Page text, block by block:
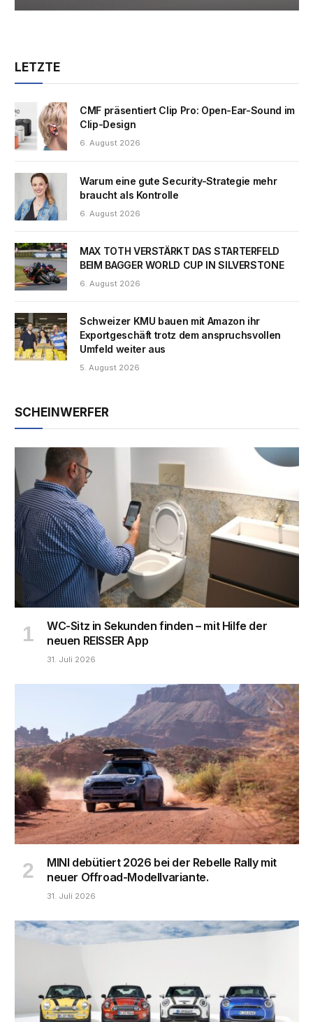
LETZTE
CMF präsentiert Clip Pro: Open-Ear-Sound im
Clip-Design
6. August 2026
Warum eine gute Security-Strategie mehr
braucht als Kontrolle
6. August 2026
MAX TOTH VERSTÄRKT DAS STARTERFELD
BEIM BAGGER WORLD CUP IN SILVERSTONE
6. August 2026
Schweizer KMU bauen mit Amazon ihr
Exportgeschäft trotz dem anspruchsvollen
Umfeld weiter aus
5. August 2026
SCHEINWERFER
WC-Sitz in Sekunden finden – mit Hilfe der
neuen REISSER App
31. Juli 2026
MINI debütiert 2026 bei der Rebelle Rally mit
neuer Offroad-Modellvariante.
31. Juli 2026